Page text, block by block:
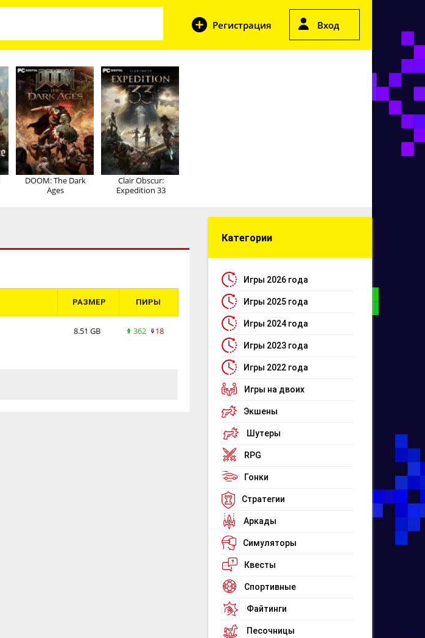
Регистрация Вход
DOOM: The Dark
Ages
Clair Obscur:
Expedition 33
РАЗМЕР ПИРЫ
8.51 GB 362 18
Категории
Игры 2026 года
Игры 2025 года
Игры 2024 года
Игры 2023 года
Игры 2022 года
Игры на двоих
Экшены
Шутеры
RPG
Гонки
Стратегии
Аркады
Симуляторы
Квесты
Спортивные
Файтинги
Песочницы